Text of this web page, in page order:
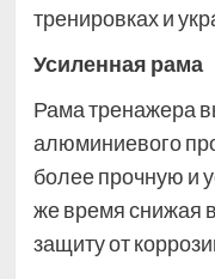
тренировках и
Усиленная рама
Рама тренажера
алюминиевого
более прочную и
же время снижая
защиту от